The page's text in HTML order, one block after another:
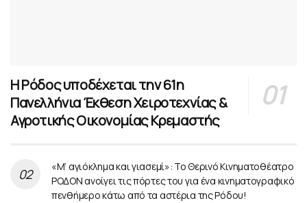
Η Ρόδος υποδέχεται την 61η
Πανελλήνια Έκθεση Χειροτεχνίας &
Αγροτικής Οικονομίας Κρεμαστής
«Μ’ αγιόκλημα και γιασεμί»: Το Θερινό Κινηματοθέατρο
ΡΟΔΟΝ ανοίγει τις πόρτες του για ένα κινηματογραφικό
πενθήμερο κάτω από τα αστέρια της Ρόδου!